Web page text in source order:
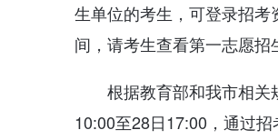
生单位的考生，可登录招
间，请考生查看第一志愿招
根据教育部和我市相关
10:00至28日17:00，通过